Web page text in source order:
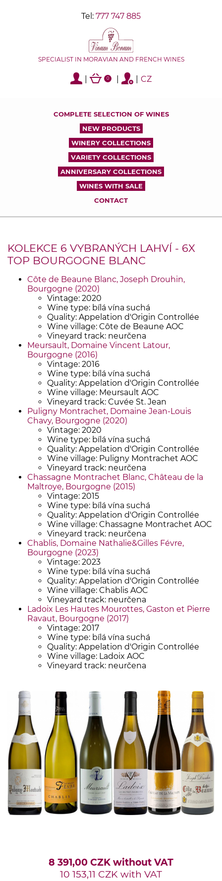
Tel: 777 747 885
SPECIALIST IN MORAVIAN AND FRENCH WINES
0 CZ
COMPLETE SELECTION OF WINES
NEW PRODUCTS
WINERY COLLECTIONS
VARIETY COLLECTIONS
ANNIVERSARY COLLECTIONS
WINES WITH SALE
CONTACT
KOLEKCE 6 VYBRANÝCH LAHVÍ - 6X
TOP BOURGOGNE BLANC
Côte de Beaune Blanc, Joseph Drouhin,
Bourgogne (2020)
Vintage: 2020
Wine type: bílá vína suchá
Quality: Appelation d'Origin Controllée
Wine village: Côte de Beaune AOC
Vineyard track: neurčena
Meursault, Domaine Vincent Latour,
Bourgogne (2016)
Vintage: 2016
Wine type: bílá vína suchá
Quality: Appelation d'Origin Controllée
Wine village: Meursault AOC
Vineyard track: Cuvée St. Jean
Puligny Montrachet, Domaine Jean-Louis
Chavy, Bourgogne (2020)
Vintage: 2020
Wine type: bílá vína suchá
Quality: Appelation d'Origin Controllée
Wine village: Puligny Montrachet AOC
Vineyard track: neurčena
Chassagne Montrachet Blanc, Château de la
Maltroye, Bourgogne (2015)
Vintage: 2015
Wine type: bílá vína suchá
Quality: Appelation d'Origin Controllée
Wine village: Chassagne Montrachet AOC
Vineyard track: neurčena
Chablis, Domaine Nathalie&Gilles Févre,
Bourgogne (2023)
Vintage: 2023
Wine type: bílá vína suchá
Quality: Appelation d'Origin Controllée
Wine village: Chablis AOC
Vineyard track: neurčena
Ladoix Les Hautes Mourottes, Gaston et Pierre
Ravaut, Bourgogne (2017)
Vintage: 2017
Wine type: bílá vína suchá
Quality: Appelation d'Origin Controllée
Wine village: Ladoix AOC
Vineyard track: neurčena
8 391,00 CZK without VAT
10 153,11 CZK with VAT